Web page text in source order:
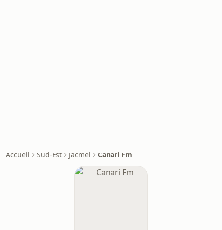
Accueil Sud-Est Jacmel Canari Fm